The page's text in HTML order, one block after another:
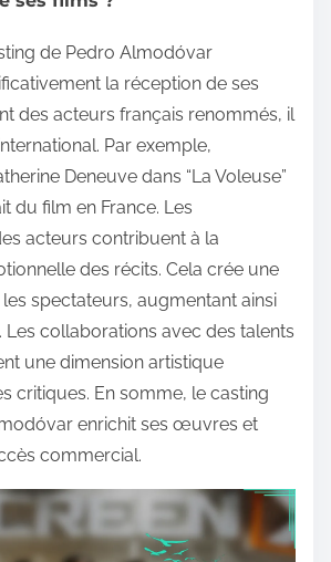
de Pedro Almodóvar
la réception de ses
des acteurs français renommés, il
Par exemple,
Deneuve dans “La Voleuse”
du film en France. Les
acteurs contribuent à la
des récits. Cela crée une
spectateurs, augmentant ainsi
Les collaborations avec des talents
une dimension artistique
critiques. En somme, le casting
enrichit ses œuvres et
commercial.